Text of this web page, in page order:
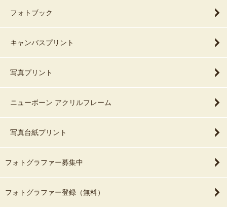
フォトブック
キャンバスプリント
写真プリント
ニューボーン アクリルフレーム
写真台紙プリント
フォトグラファー募集中
フォトグラファー登録（無料）